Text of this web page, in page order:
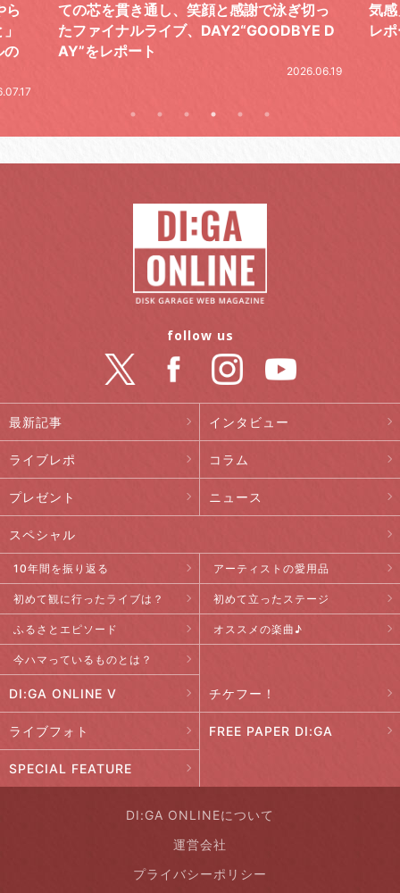
ら
の
ての芯を貫き通し、笑顔と感謝で泳ぎ切っ
たファイナルライブ、DAY2“GOODBYE D
AY”をレポート
2026.06.19
気
レ
最新記事 インタビュー
ライブレポ コラム
プレゼント ニュース
スペシャル
10年間を振り返る アーティストの愛用品
初めて観に行ったライブは？ 初めて立ったステージ
ふるさとエピソード オススメの楽曲♪
今ハマっているものとは？
DI:GA ONLINE V チケフー！
ライブフォト FREE PAPER DI:GA
SPECIAL FEATURE
follow us
DI:GA ONLINEについて
運営会社
プライバシーポリシー